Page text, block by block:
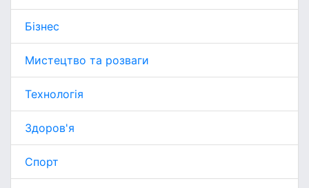
Бізнес
Мистецтво та розваги
Технологія
Здоров'я
Спорт